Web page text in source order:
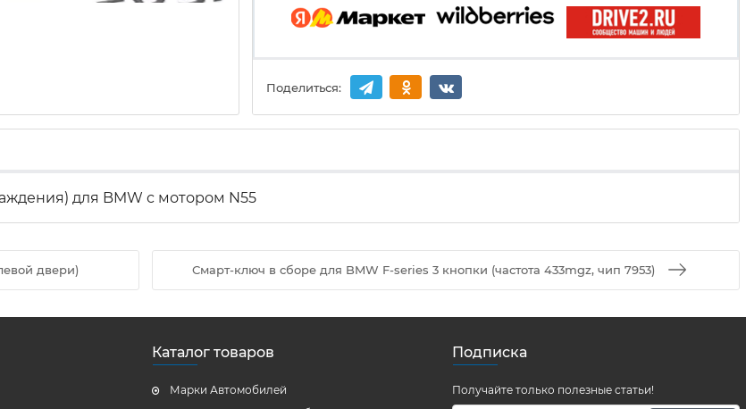
Поделиться:
для BMW с мотором N55
двери) Смарт-ключ в сборе для BMW F-series 3 кнопки (частота 433mgz, чип 7953)
Каталог товаров
Марки Автомобилей
Подписка
Получайте только полезные статьи!